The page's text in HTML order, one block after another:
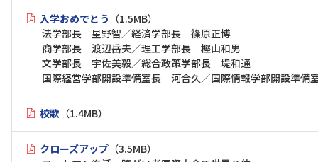
入学おめでとう （1.5MB）
法学部長 星野智／経済学部長 篠原正博
商学部長 渡辺岳夫／理工学部長 樫山和男
文学部長 宇佐美毅／総合政策学部長 堤和通
国際経営学部開設準備室長 河合久／国際情報学部開設準
校歌 （1.4MB）
クローズアップ （3.5MB）